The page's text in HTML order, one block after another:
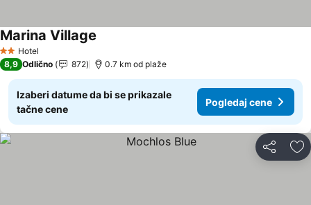
2 Zvezdice
Hotel
Marina Village
8,9 Odlično 872 0.7 km od plaže
Izaberi datume da bi se prikazale
tačne cene
Pogledaj cene
Deli